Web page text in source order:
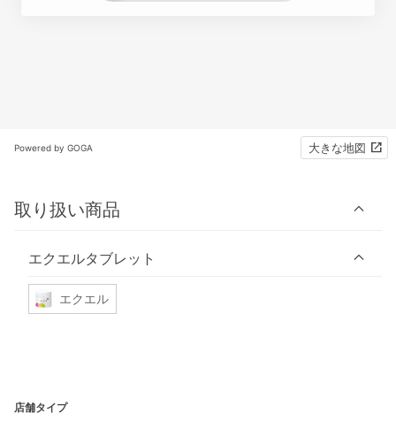
Powered by GOGA 大きな地図
取り扱い商品
エクエルタブレット
エクエル
店舗タイプ